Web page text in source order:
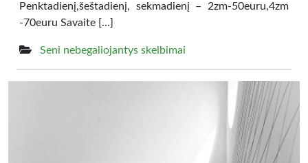
Penktadienį,šeštadienį, sekmadienį – 2zm-50euru,4zm
-70euru Savaite […]
Seni nebegaliojantys skelbimai